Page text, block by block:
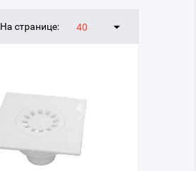
На странице: 40